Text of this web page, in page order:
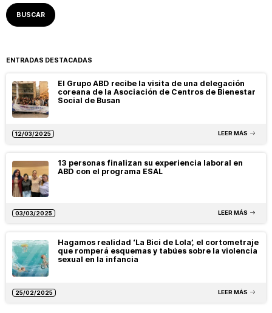
ENTRADAS DESTACADAS
El Grupo ABD recibe la visita de una delegación
coreana de la Asociación de Centros de Bienestar
Social de Busan
12/03/2025 LEER MÁS
13 personas finalizan su experiencia laboral en
ABD con el programa ESAL
03/03/2025 LEER MÁS
Hagamos realidad ‘La Bici de Lola’, el cortometraje
que romperá esquemas y tabúes sobre la violencia
sexual en la infancia
25/02/2025 LEER MÁS